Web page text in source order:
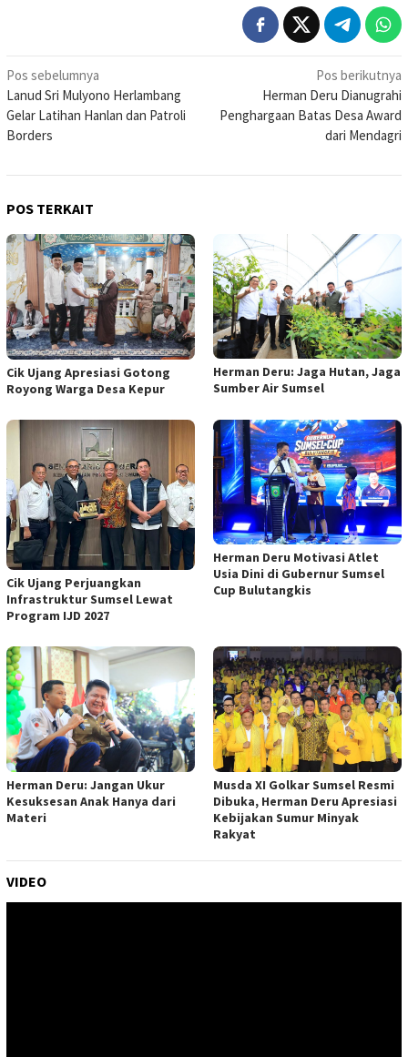
Navigasi
pos
Pos sebelumnya
Lanud Sri Mulyono Herlambang
Gelar Latihan Hanlan dan Patroli
Borders
Pos berikutnya
Herman Deru Dianugrahi
Penghargaan Batas Desa Award
dari Mendagri
POS TERKAIT
Cik Ujang Apresiasi Gotong
Royong Warga Desa Kepur
Herman Deru: Jaga Hutan, Jaga
Sumber Air Sumsel
Cik Ujang Perjuangkan
Infrastruktur Sumsel Lewat
Program IJD 2027
Herman Deru Motivasi Atlet
Usia Dini di Gubernur Sumsel
Cup Bulutangkis
Herman Deru: Jangan Ukur
Kesuksesan Anak Hanya dari
Materi
Musda XI Golkar Sumsel Resmi
Dibuka, Herman Deru Apresiasi
Kebijakan Sumur Minyak
Rakyat
VIDEO